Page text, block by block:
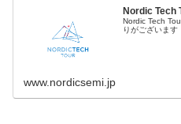
Nordic Tech
Nordic Tech
りがございます
www.nordicsemi.jp